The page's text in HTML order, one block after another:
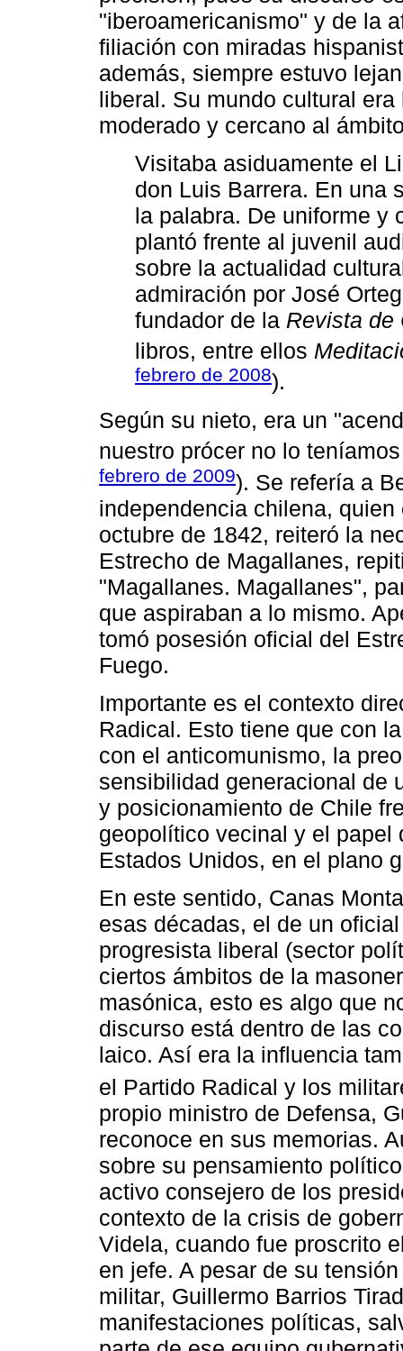
"iberoamericanismo" y de la
filiación con miradas
además, siempre estuvo
liberal. Su mundo cultural
moderado y cercano al
Visitaba asiduamente el
don Luis Barrera. En una
la palabra. De uniforme y
plantó frente al juvenil
sobre la actualidad
admiración por José
fundador de la Revista de
libros, entre ellos
febrero de 2008).
Según su nieto, era un
nuestro prócer no lo
febrero de 2009). Se refería a
independencia chilena,
octubre de 1842, reiteró la
Estrecho de Magallanes,
"Magallanes. Magallanes",
que aspiraban a lo mismo.
tomó posesión oficial del
Fuego.
Importante es el contexto
Radical. Esto tiene que con
con el anticomunismo, la
sensibilidad generacional de
y posicionamiento de Chile
geopolítico vecinal y el
Estados Unidos, en el plano
En este sentido, Canas
esas décadas, el de un
progresista liberal (sector
ciertos ámbitos de la
masónica, esto es algo que
discurso está dentro de las
laico. Así era la influencia
el Partido Radical y los
propio ministro de Defensa,
reconoce en sus memorias.
sobre su pensamiento
activo consejero de los
contexto de la crisis de
Videla, cuando fue proscrito
en jefe. A pesar de su
militar, Guillermo Barrios
manifestaciones políticas,